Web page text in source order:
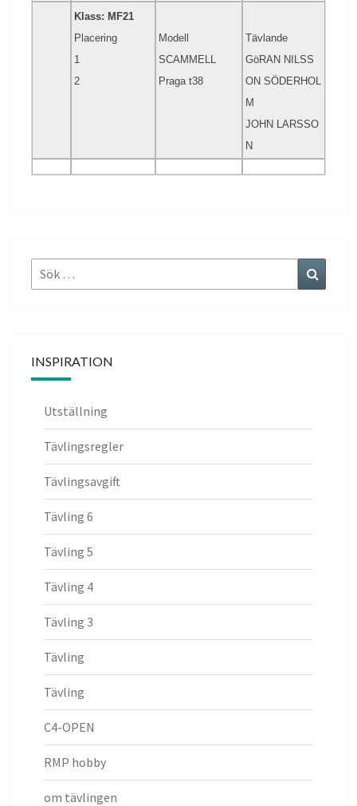
Klass: MF21
Placering
1
2
Modell
SCAMMELL
Praga t38
Tävlande
GöRAN NILSS
ON SÖDERHOL
M
JOHN LARSSO
N
Sök
efter:
INSPIRATION
Utställning
Tävlingsregler
Tävlingsavgift
Tävling 6
Tävling 5
Tävling 4
Tävling 3
Tävling
Tävling
C4-OPEN
RMP hobby
om tävlingen